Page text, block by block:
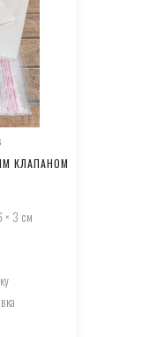
КЛАПАНОМ
× 3 см